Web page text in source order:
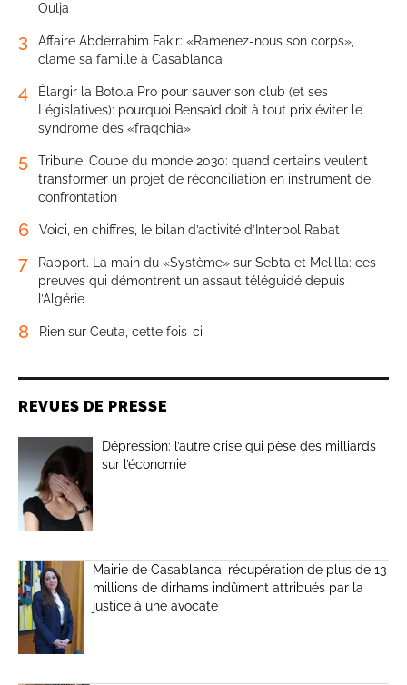
Oulja
3
Affaire Abderrahim Fakir: «Ramenez-nous son corps»,
clame sa famille à Casablanca
4
Élargir la Botola Pro pour sauver son club (et ses
Législatives): pourquoi Bensaïd doit à tout prix éviter le
syndrome des «fraqchia»
5
Tribune. Coupe du monde 2030: quand certains veulent
transformer un projet de réconciliation en instrument de
confrontation
6 Voici, en chiffres, le bilan d’activité d’Interpol Rabat
7
Rapport. La main du «Système» sur Sebta et Melilla: ces
preuves qui démontrent un assaut téléguidé depuis
l’Algérie
8 Rien sur Ceuta, cette fois-ci
REVUES DE PRESSE
Dépression: l’autre crise qui pèse des milliards
sur l’économie
Mairie de Casablanca: récupération de plus de 13
millions de dirhams indûment attribués par la
justice à une avocate